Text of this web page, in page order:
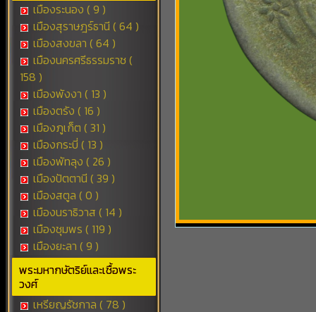
เมืองระนอง ( 9 )
เมืองสุราษฎร์ธานี ( 64 )
เมืองสงขลา ( 64 )
เมืองนครศรีธรรมราช (
158 )
เมืองพังงา ( 13 )
เมืองตรัง ( 16 )
เมืองภูเก็ต ( 31 )
เมืองกระบี่ ( 13 )
เมืองพัทลุง ( 26 )
เมืองปัตตานี ( 39 )
เมืองสตูล ( 0 )
เมืองนราธิวาส ( 14 )
เมืองชุมพร ( 119 )
เมืองยะลา ( 9 )
พระมหากษัตริย์และเชื้อพระ
วงศ์
เหรียญรัชกาล ( 78 )